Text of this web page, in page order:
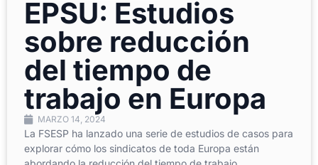
EPSU: Estudios
sobre reducción
del tiempo de
trabajo en Europa
MARZO 14, 2024
La FSESP ha lanzado una serie de estudios de casos para
explorar cómo los sindicatos de toda Europa están